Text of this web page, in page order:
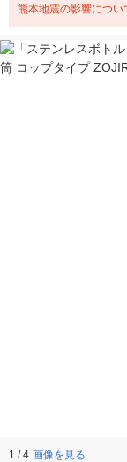
熊本地震の影響につい
1 / 4 画像を見る